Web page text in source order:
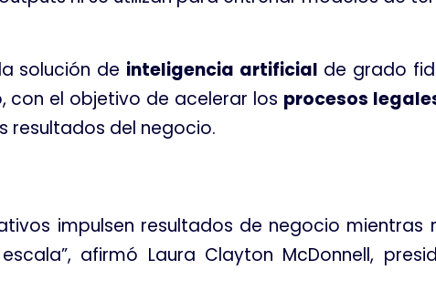
solución de inteligencia artificial de grado
el objetivo de acelerar los procesos
resultados del negocio.
impulsen resultados de negocio mientras
afirmó Laura Clayton McDonnell,